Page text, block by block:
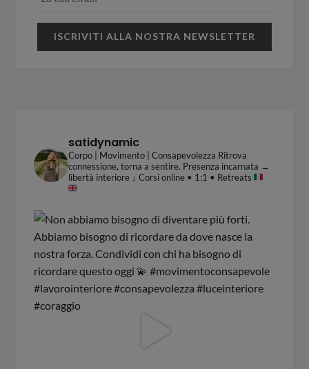
satidynamic
Corpo | Movimento | Consapevolezza Ritrova
connessione, torna a sentire. Presenza incarnata →
libertà interiore↓ Corsi online • 1:1 • Retreats